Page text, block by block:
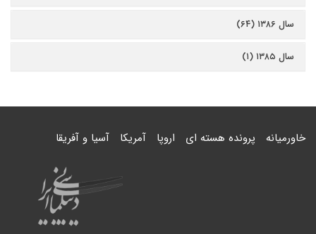
سال ۱۳۸۶ (۶۴)
سال ۱۳۸۵ (۱)
خاورمیانه پرونده هسته ای اروپا آمریکا آسیا و آفریقا